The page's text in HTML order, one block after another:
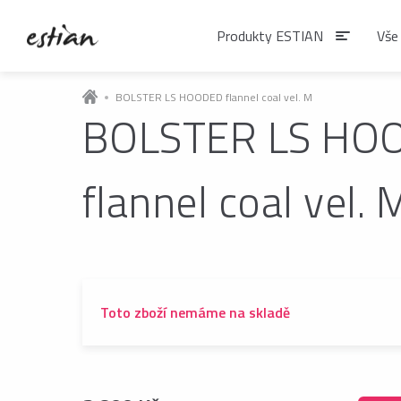
BOLSTER LS HOODED flannel coal vel. M
BOLSTER LS
flannel coal vel.
Toto zboží nemáme na skladě
Produkty ESTIAN
Produkty
VÝDEJNÍKY VODY
ČAJE